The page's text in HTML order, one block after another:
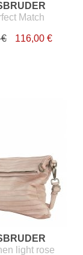
Match
116,00 €
light rose